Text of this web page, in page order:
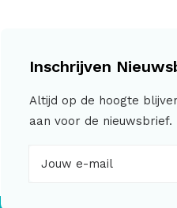
Inschrijven
Altijd op de hoogte
aan voor de nieuwsbrief.